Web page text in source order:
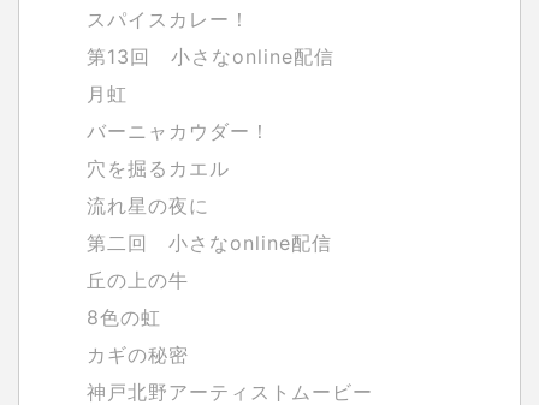
スパイスカレー！
第13回 小さなonline配信
月虹
バーニャカウダー！
穴を掘るカエル
流れ星の夜に
第二回 小さなonline配信
丘の上の牛
8色の虹
カギの秘密
神戸北野アーティストムービー